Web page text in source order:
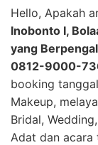
Hello, Apakah
Inobonto I,
yang
0812-9000-
booking
Makeup,
Bridal,
Adat dan acara